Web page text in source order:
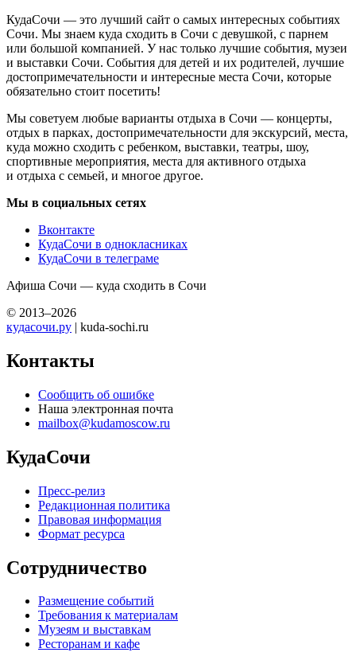
КудаСочи — это лучший сайт о самых интересных событиях
Сочи. Мы знаем куда сходить в Сочи с девушкой, с парнем
или большой компанией. У нас только лучшие события, музеи
и выставки Сочи. События для детей и их родителей, лучшие
достопримечательности и интересные места Сочи, которые
обязательно стоит посетить!
Мы советуем любые варианты отдыха в Сочи — концерты,
отдых в парках, достопримечательности для экскурсий, места,
куда можно сходить с ребенком, выставки, театры, шоу,
спортивные мероприятия, места для активного отдыха
и отдыха с семьей, и многое другое.
Мы в социальных сетях
Вконтакте
КудаСочи в однокласниках
КудаСочи в телеграме
Афиша Сочи — куда сходить в Сочи
© 2013–2026
кудасочи.ру | kuda-sochi.ru
Контакты
Сообщить об ошибке
Наша электронная почта
mailbox@kudamoscow.ru
КудаСочи
Пресс-релиз
Редакционная политика
Правовая информация
Формат ресурса
Сотрудничество
Размещение событий
Требования к материалам
Музеям и выставкам
Ресторанам и кафе